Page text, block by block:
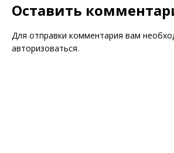
Оставить
Для отправки комментария вам
авторизоваться.